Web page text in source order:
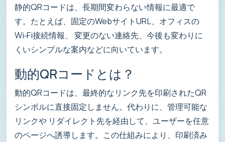
静的QRコードは、長期間変わらない情報に最適で
す。たとえば、固定のWebサイトURL、オフィスの
Wi‑Fi接続情報、 変更のない連絡先、今後も変わりに
くいシンプルな案内などに向いています。
動的QRコードとは？
動的QRコードは、最終的なリンク先を印刷されたQR
シンボルに直接固定しません。代わりに、管理可能な
リンクや リダイレクト先を経由して、ユーザーを任意
のページへ誘導します。この仕組みにより、印刷済み